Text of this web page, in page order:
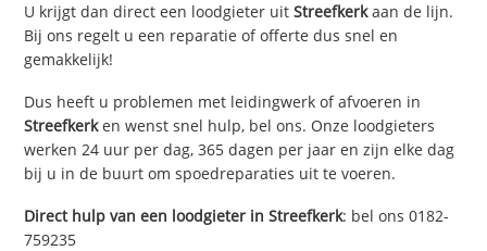
U krijgt dan direct een loodgieter uitStreefkerkaan de lijn.
Bij ons regelt u een reparatie of offerte dus snel en
gemakkelijk!
Dus heeft u problemen met leidingwerk of afvoeren in
Streefkerken wenst snel hulp, bel ons. Onze loodgieters
werken 24 uur per dag, 365 dagen per jaar en zijn elke dag
bij u in de buurt om spoedreparaties uit te voeren.
Direct hulp van een loodgieter inStreefkerk: bel ons 0182-
759235